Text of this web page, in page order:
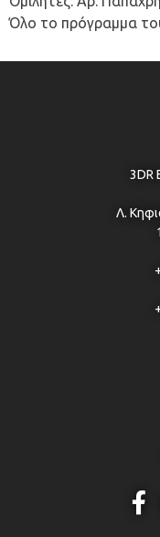
Όλο το πρόγραμμα
3DR
Λ.